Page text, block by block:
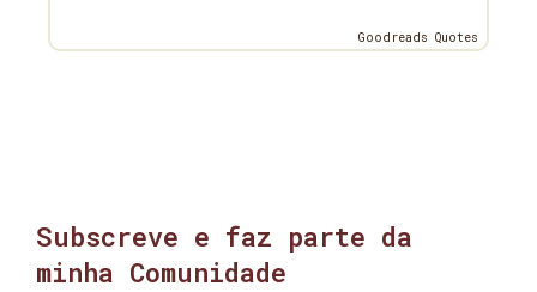
Goodreads Quotes
Subscreve e faz parte da
minha Comunidade